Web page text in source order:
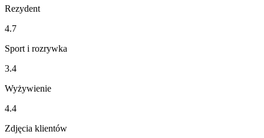
Rezydent
4.7
Sport i rozrywka
3.4
Wyżywienie
4.4
Zdjęcia klientów